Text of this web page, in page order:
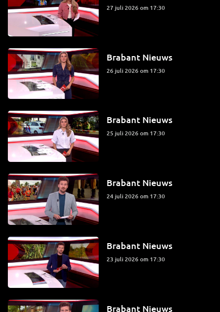
27 juli 2026 om 17:30
Brabant Nieuws
26 juli 2026 om 17:30
Brabant Nieuws
25 juli 2026 om 17:30
Brabant Nieuws
24 juli 2026 om 17:30
Brabant Nieuws
23 juli 2026 om 17:30
Brabant Nieuws